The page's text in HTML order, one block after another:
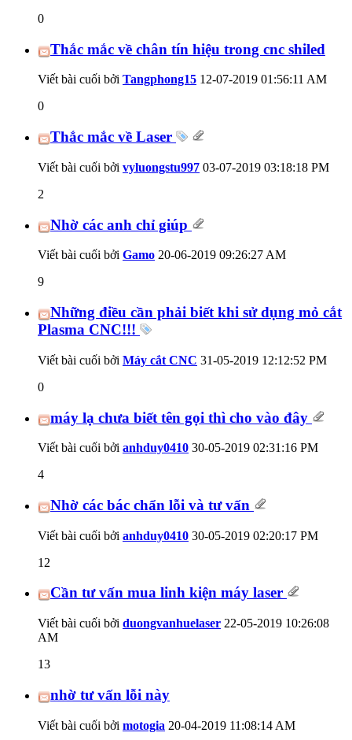
0
Thắc mắc về chân tín hiệu trong cnc shiled
Viết bài cuối bởi Tangphong15 12-07-2019 01:56:11 AM
0
Thắc mắc về Laser
Viết bài cuối bởi vyluongstu997 03-07-2019 03:18:18 PM
2
Nhờ các anh chỉ giúp
Viết bài cuối bởi Gamo 20-06-2019 09:26:27 AM
9
Những điều cần phải biết khi sử dụng mỏ cắt
Plasma CNC!!!
Viết bài cuối bởi Máy cắt CNC 31-05-2019 12:12:52 PM
0
máy lạ chưa biết tên gọi thì cho vào đây
Viết bài cuối bởi anhduy0410 30-05-2019 02:31:16 PM
4
Nhờ các bác chẩn lỗi và tư vấn
Viết bài cuối bởi anhduy0410 30-05-2019 02:20:17 PM
12
Cần tư vấn mua linh kiện máy laser
Viết bài cuối bởi duongvanhuelaser 22-05-2019 10:26:08
AM
13
nhờ tư vấn lỗi này
Viết bài cuối bởi motogia 20-04-2019 11:08:14 AM